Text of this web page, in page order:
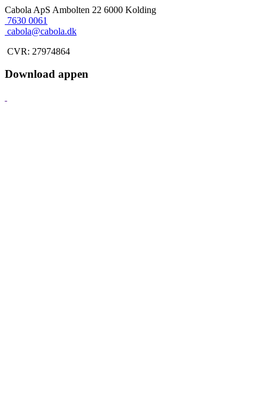
Cabola ApS Ambolten 22 6000 Kolding
7630 0061
cabola@cabola.dk
CVR: 27974864
Download appen